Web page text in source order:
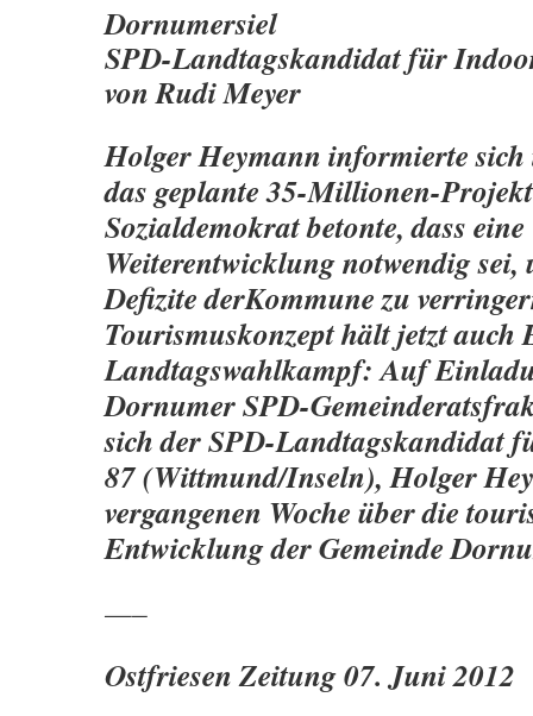
Dornumersiel
SPD-Landtagskandidat für
von Rudi Meyer
Holger Heymann informierte
das geplante 35-Millionen-
Sozialdemokrat betonte, dass eine
Weiterentwicklung notwendig
Defizite derKommune zu
Tourismuskonzept hält jetzt auch
Landtagswahlkampf: Auf
Dornumer SPD-
sich der SPD-Landtagskandidat
87 (Wittmund/Inseln), Holger
vergangenen Woche über die
Entwicklung der Gemeinde
—–
Ostfriesen Zeitung 07. Juni 2012